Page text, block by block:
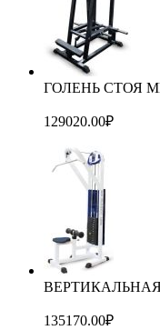
ГОЛЕНЬ СТОЯ
129020.00₽
ВЕРТИКАЛЬНАЯ
135170.00₽